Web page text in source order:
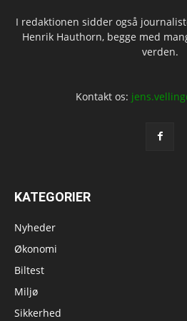
I redaktionen sidder også
Henrik Hauthorn, begge med
verden.
Kontakt os:
KATEGORIER
Nyheder
Økonomi
Biltest
Miljø
Sikkerhed